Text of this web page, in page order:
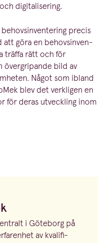
digitalisering.
precis
att göra en behovsin­ven­
träffa rätt och för
övergri­pande bild av
Något som ibland
blev det verkligen en
för deras utveckling inom
i Göteborg på
av kvali­fi­